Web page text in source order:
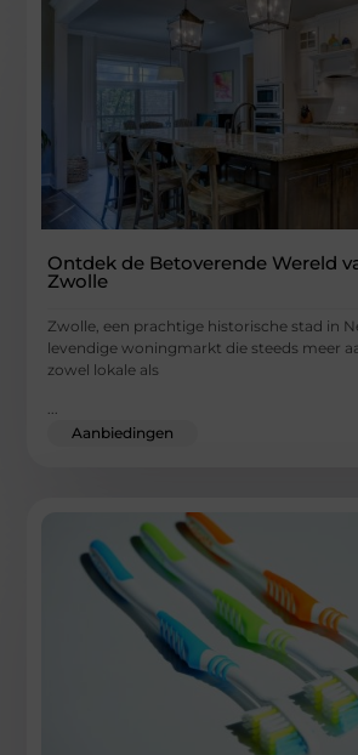
Ontdek de Betoverende Wereld
Zwolle
Zwolle, een prachtige historische stad in
levendige woningmarkt die steeds meer
zowel lokale als
...
Aanbiedingen